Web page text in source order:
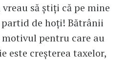
să știți că pe mine
de hoți! Bătrânii
pentru care au
este creșterea taxelor,